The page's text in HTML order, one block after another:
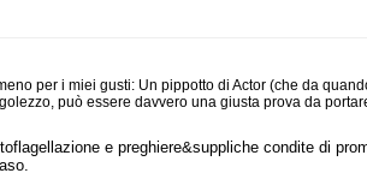
per i miei gusti: Un pippotto di Actor (che da
può essere davvero una giusta prova da
e preghiere&suppliche condite di